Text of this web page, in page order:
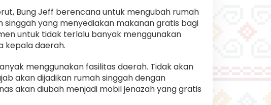
Bung Jeff berencana untuk mengubah rumah
yang menyediakan makanan gratis bagi
untuk tidak terlalu banyak menggunakan
kepala daerah.
menggunakan fasilitas daerah. Tidak akan
akan dijadikan rumah singgah dengan
akan diubah menjadi mobil jenazah yang gratis